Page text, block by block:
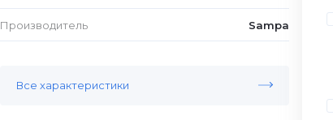
Производитель Sampa
Все характеристики